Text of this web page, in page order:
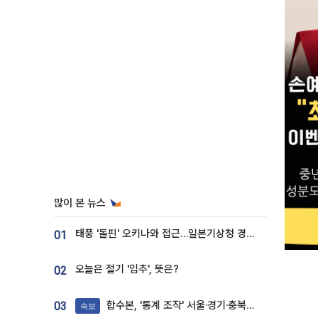
많이 본 뉴스
01 태풍 '돌핀' 오키나와 접근…일본기상청 경로 업데이트
02 오늘은 절기 '입추', 뜻은?
03 속보 합수본, '통계 조작' 서울·경기·충북 선관위 등 추가 압수수색